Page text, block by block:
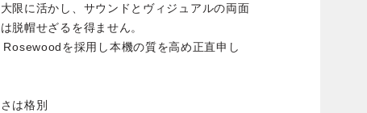
限に活かし、サウンドとヴィジュアルの両面
脱帽せざるを得ません。
を採用し本機の質を高め正直申し
は格別